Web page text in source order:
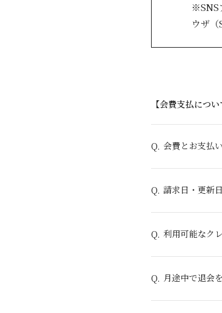
※SNS
ウザ
【会費支払につ
Q. 会費とお支払
Q. 請求日・更新
Q. 利用可能なク
Q. 月途中で退会